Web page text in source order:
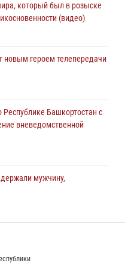
Росгвардии
который был в розыске
(видео)
который был в розыске
(видео)
новым героем телепередачи
Башкортостан с
вневедомственной
мужчину,